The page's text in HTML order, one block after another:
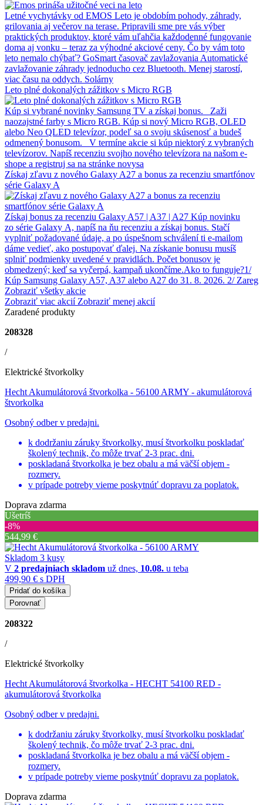
Letné vychytávky od EMOS Leto je obdobím pohody, záhrady,
grilovania aj večerov na terase. Pripravili sme pre vás výber
praktických produktov, ktoré vám uľahčia každodenné fungovanie
doma aj vonku – teraz za výhodné akciové ceny. Čo by vám toto
leto nemalo chýbať? GoSmart časovač zavlažovania Automatické
zavlažovanie záhrady jednoducho cez Bluetooth. Menej starostí,
viac času na oddych. Solárny
Leto plné dokonalých zážitkov s Micro RGB
Kúp si vybrané novinky Samsung TV a získaj bonus. Zaži
naozajstné farby s Micro RGB. Kúp si nový Micro RGB, OLED
alebo Neo QLED televízor, podeľ sa o svoju skúsenosť a budeš
odmenený bonusom. V termíne akcie si kúp niektorý z vybraných
televízorov. Napíš recenziu svojho nového televízora na našom e-
shope a registruj sa na stránke novysa
Získaj zľavu z nového Galaxy A27 a bonus za recenziu smartfónov
série Galaxy A
Získaj bonus za recenziu Galaxy A57 | A37 | A27 Kúp novinku
zo série Galaxy A, napíš na ňu recenziu a získaj bonus. Stačí
vyplniť požadované údaje, a po úspešnom schválení ti e‑mailom
dáme vedieť, ako postupovať ďalej. Na získanie bonusu musíš
splniť podmienky uvedené v pravidlách. Počet bonusov je
obmedzený; keď sa vyčerpá, kampaň ukončíme.Ako to funguje?1/
Kúp Samsung Galaxy A57, A37 alebo A27 do 31. 8. 2026. 2/ Zareg
Zobraziť všetky akcie
Zobraziť viac akcií Zobraziť menej akcií
Zaradené produkty
208328
/
Elektrické štvorkolky
Hecht Akumulátorová štvorkolka - 56100 ARMY - akumulátorová
štvorkolka
Osobný odber v predajni.
k dodržaniu záruky štvorkolky, musí štvorkolku poskladať
školený technik, čo môže trvať 2-3 prac. dni.
poskladaná štvorkolka je bez obalu a má väčší objem -
rozmery.
v prípade potreby vieme poskytnúť dopravu za poplatok.
Doprava zdarma
Ušetríš
‐8%
544,99 €
Skladom 3 kusy
V 2 predajniach skladom už dnes, 10.08. u teba
499,90 € s DPH
Pridať do košíka
Porovnať
208322
/
Elektrické štvorkolky
Hecht Akumulátorová štvorkolka - HECHT 54100 RED -
akumulátorová štvorkolka
Osobný odber v predajni.
k dodržaniu záruky štvorkolky, musí štvorkolku poskladať
školený technik, čo môže trvať 2-3 prac. dni.
poskladaná štvorkolka je bez obalu a má väčší objem -
rozmery.
v prípade potreby vieme poskytnúť dopravu za poplatok.
Doprava zdarma